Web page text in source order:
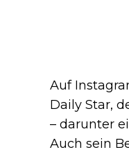
Auf
Daily Star,
– darunter
Auch sein